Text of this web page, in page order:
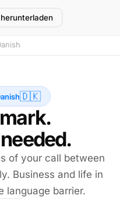
🇩🇰
of your call between
Business and life in
language barrier.